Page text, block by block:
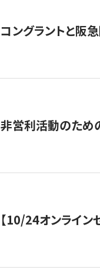
コングラントと阪
非営利活動のため
【10/24オンライン